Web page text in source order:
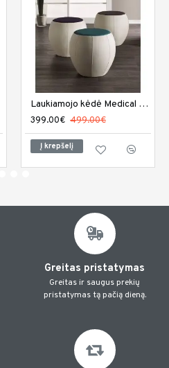
Laukiamojo kėdė Medical and Beauty Rumba
399.00€ 499.00€
Į krepšelį
Greitas pristatymas
Greitas ir saugus prekių
pristatymas tą pačią dieną.